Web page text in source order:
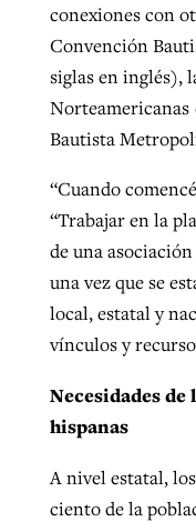
conexiones con
Convención
siglas en inglés),
Bautista
“Cuando
“Trabajar en la
de una
una vez que se
local, estatal y
vínculos y
Necesidades
hispanas
A nivel estatal,
ciento de la